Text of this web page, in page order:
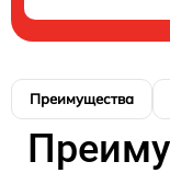
Преимущества